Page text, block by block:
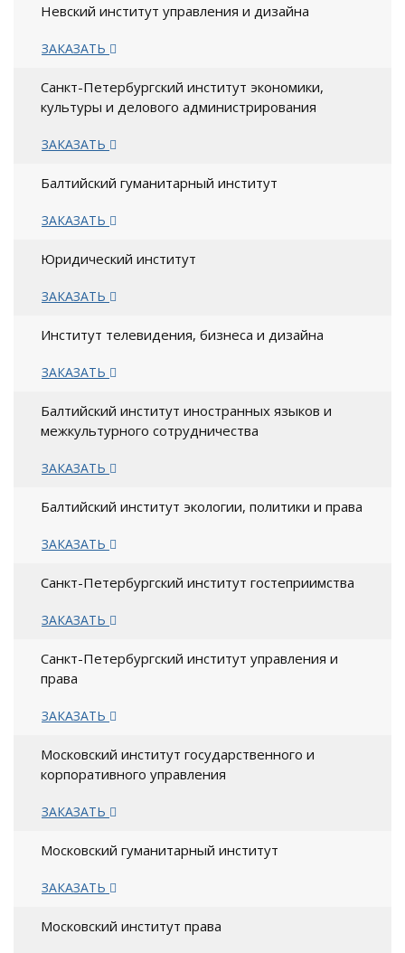
Невский институт управления и дизайна
ЗАКАЗАТЬ
Санкт-Петербургский институт экономики,
культуры и делового администрирования
ЗАКАЗАТЬ
Балтийский гуманитарный институт
ЗАКАЗАТЬ
Юридический институт
ЗАКАЗАТЬ
Институт телевидения, бизнеса и дизайна
ЗАКАЗАТЬ
Балтийский институт иностранных языков и
межкультурного сотрудничества
ЗАКАЗАТЬ
Балтийский институт экологии, политики и права
ЗАКАЗАТЬ
Санкт-Петербургский институт гостеприимства
ЗАКАЗАТЬ
Санкт-Петербургский институт управления и
права
ЗАКАЗАТЬ
Московский институт государственного и
корпоративного управления
ЗАКАЗАТЬ
Московский гуманитарный институт
ЗАКАЗАТЬ
Московский институт права